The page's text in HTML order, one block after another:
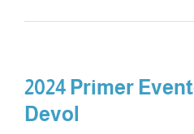
2024 Primer
Devol